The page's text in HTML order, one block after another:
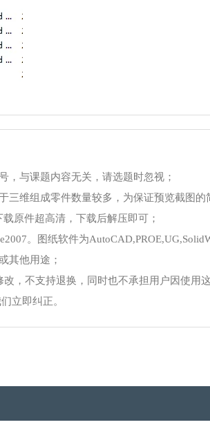
，与课题内容无关，请选题时忽视；
三维组成零件数量较多，为保证预览截图
原件超高清，下载后解压即可；
。图纸软件为
其他用途；
，不支持退换，同时也不承担用户因使用
立即纠正。